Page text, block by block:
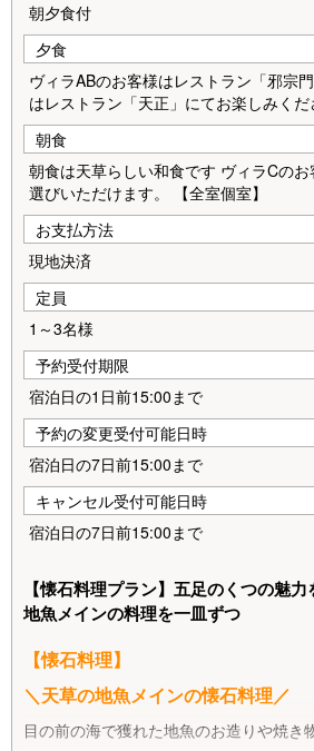
朝夕食付
夕食
ヴィラABのお客様はレストラン「邪宗
はレストラン「天正」にてお楽しみくだ
朝食
朝食は天草らしい和食です ヴィラCの
選びいただけます。 【全室個室】
お支払方法
現地決済
定員
1～3名様
予約受付期限
宿泊日の1日前15:00まで
予約の変更受付可能日時
宿泊日の7日前15:00まで
キャンセル受付可能日時
宿泊日の7日前15:00まで
【懐石料理プラン】五足のくつの魅力
地魚メインの料理を一皿ずつ
【懐石料理】
＼天草の地魚メインの懐石料理／
目の前の海で獲れた地魚のお造りや焼き